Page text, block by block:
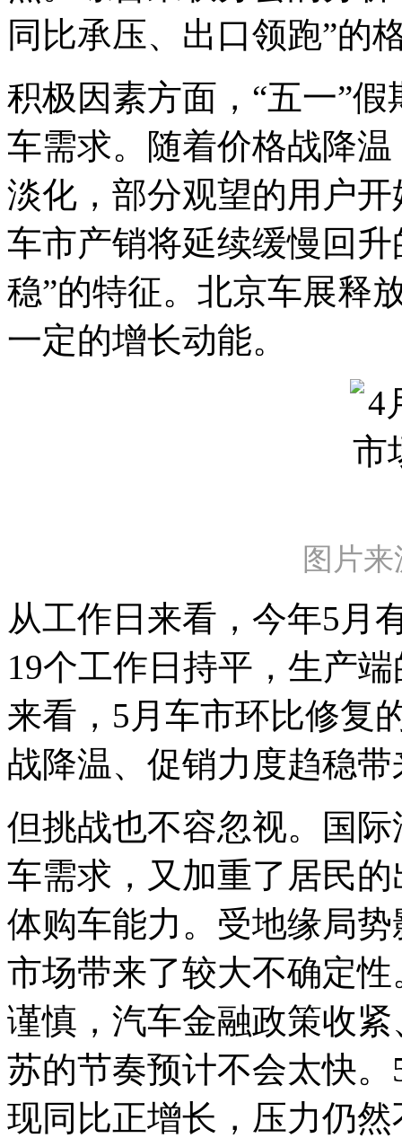
同比承压、出口领跑”的
积极因素方面，“五一”
车需求。随着价格战降
淡化，部分观望的用户
车市产销将延续缓慢回
稳”的特征。北京车展释
一定的增长动能。
图片
从工作日来看，今年5月
19个工作日持平，生产
来看，5月车市环比修复
战降温、促销力度趋稳
但挑战也不容忽视。国
车需求，又加重了居民
体购车能力。受地缘局
市场带来了较大不确定
谨慎，汽车金融政策收
苏的节奏预计不会太快
现同比正增长，压力仍然